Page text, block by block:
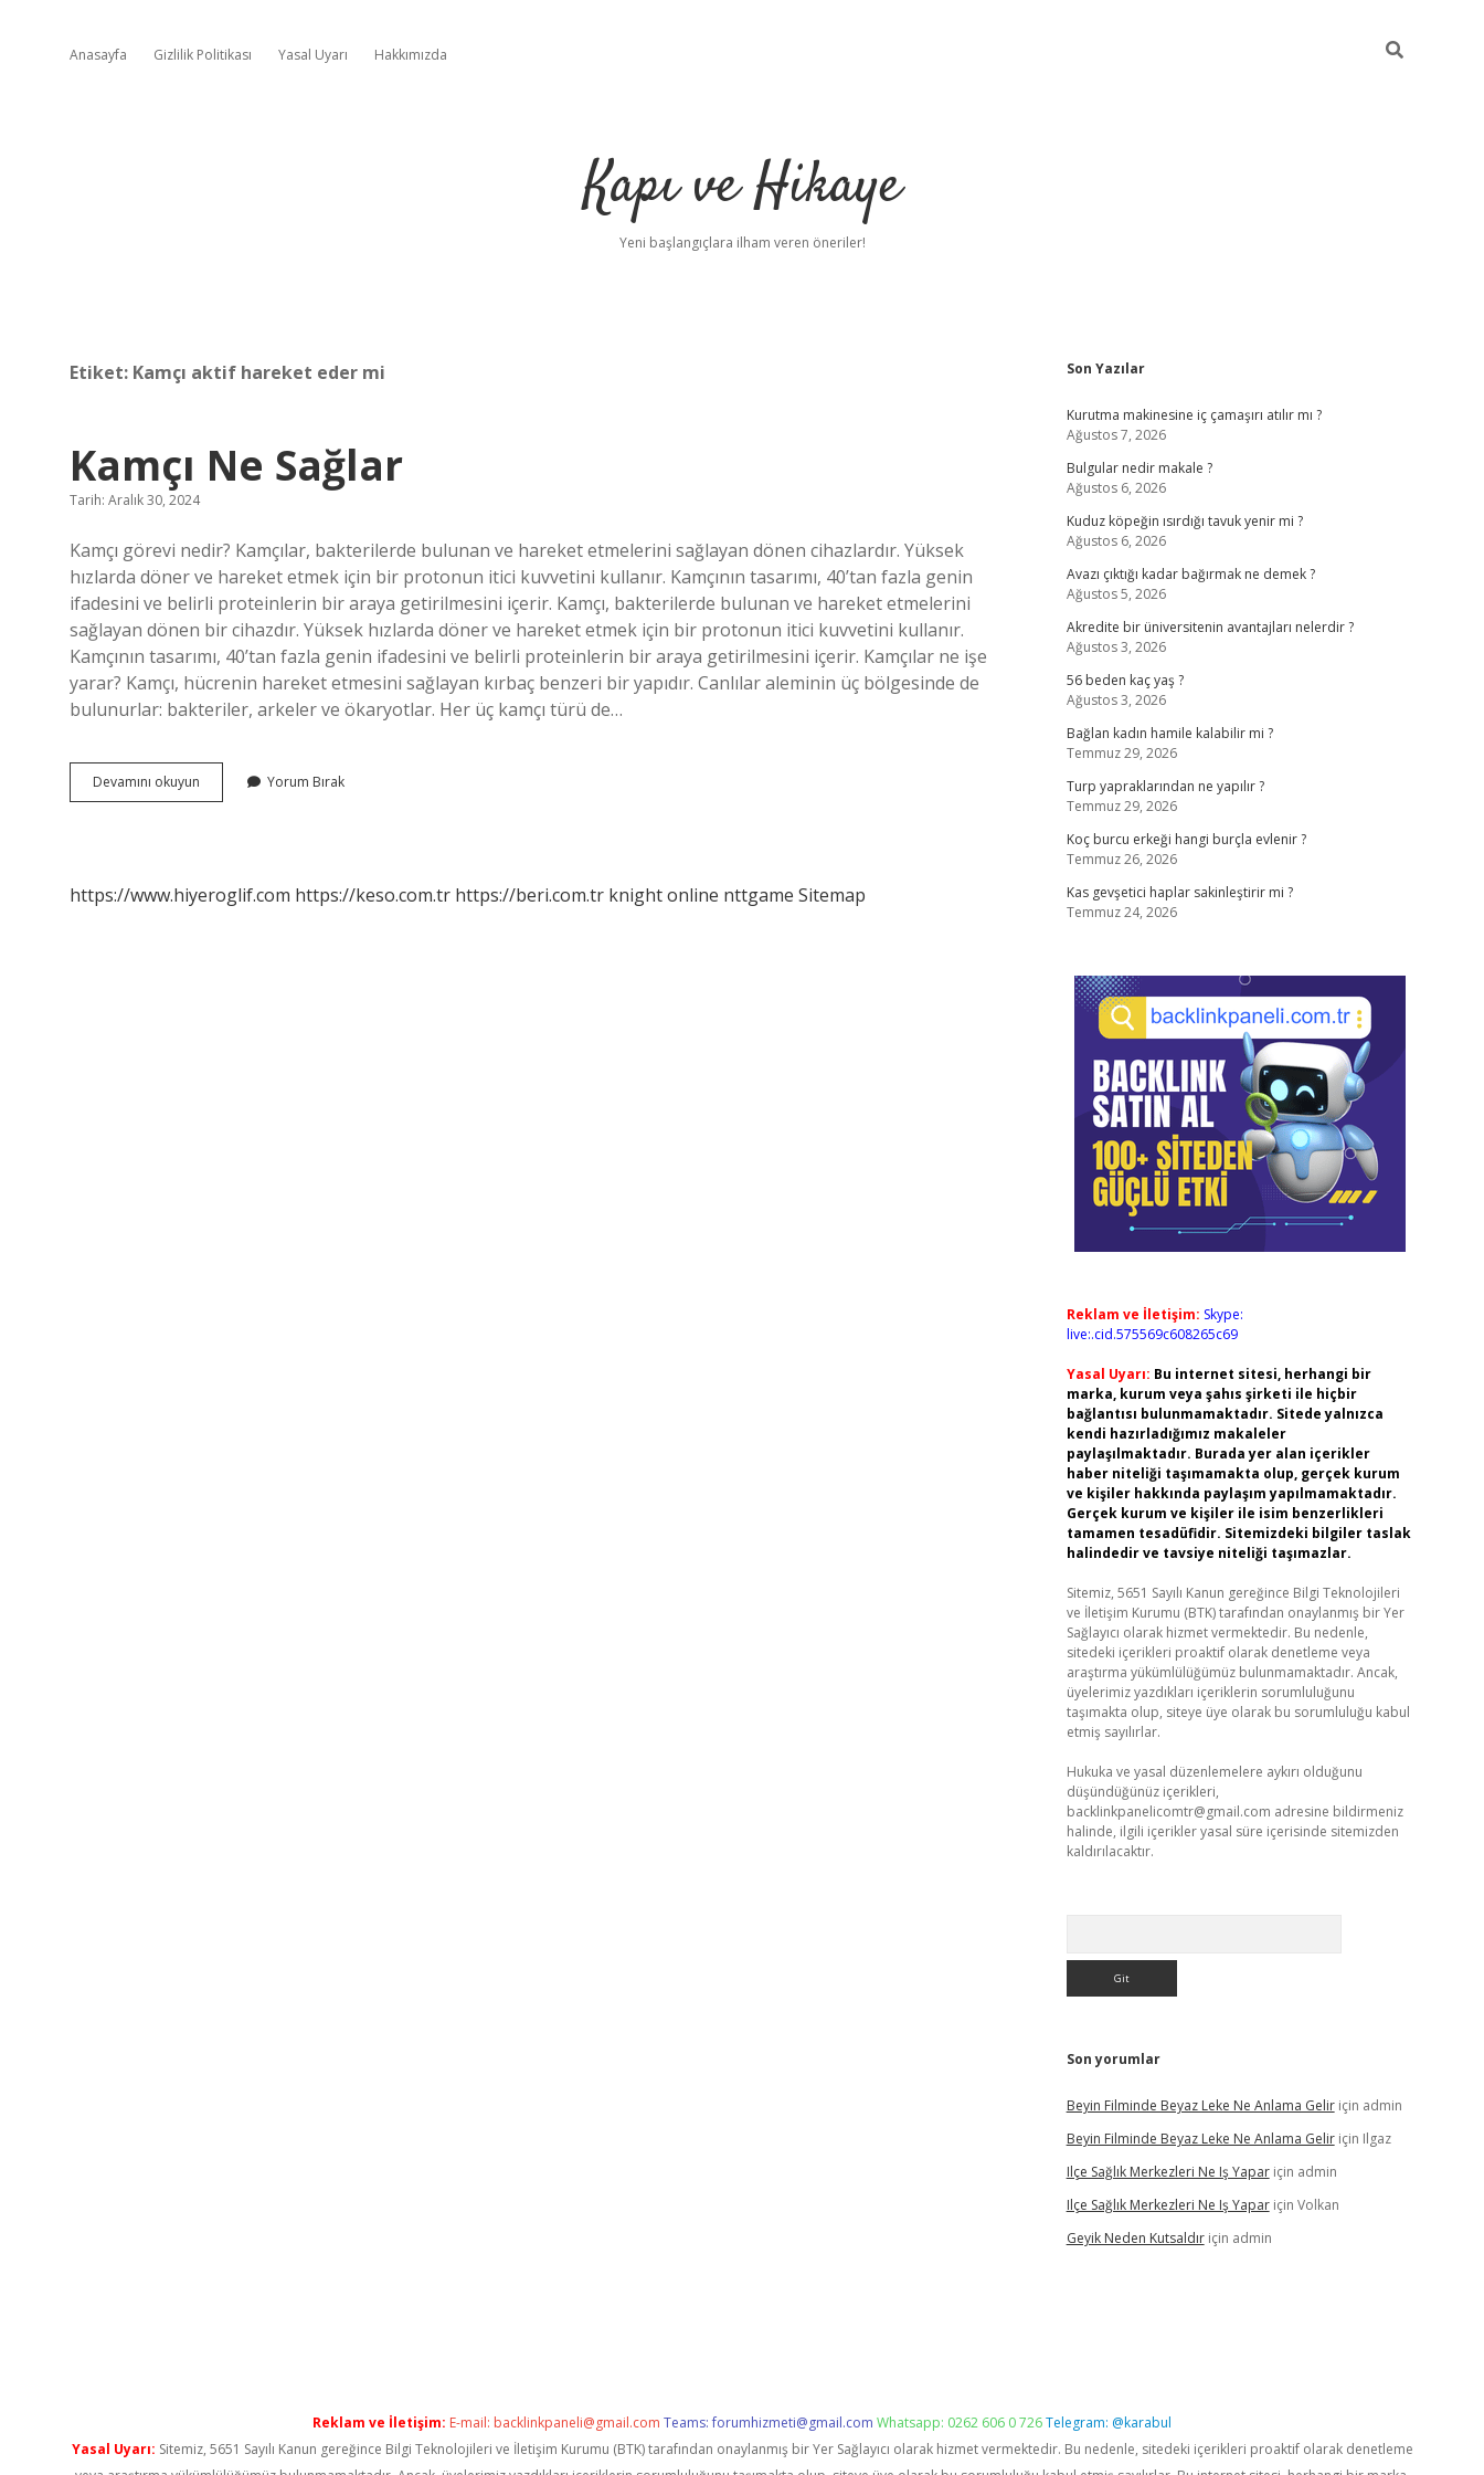
Anasayfa Gizlilik Politikası Yasal Uyarı Hakkımızda
Kapı ve Hikaye
Yeni başlangıçlara ilham veren öneriler!
Etiket: Kamçı aktif hareket eder mi
Kamçı Ne Sağlar
Tarih: Aralık 30, 2024
Kamçı görevi nedir? Kamçılar, bakterilerde bulunan ve hareket etmelerini sağlayan dönen cihazlardır. Yüksek
hızlarda döner ve hareket etmek için bir protonun itici kuvvetini kullanır. Kamçının tasarımı, 40’tan fazla genin
ifadesini ve belirli proteinlerin bir araya getirilmesini içerir. Kamçı, bakterilerde bulunan ve hareket etmelerini
sağlayan dönen bir cihazdır. Yüksek hızlarda döner ve hareket etmek için bir protonun itici kuvvetini kullanır.
Kamçının tasarımı, 40’tan fazla genin ifadesini ve belirli proteinlerin bir araya getirilmesini içerir. Kamçılar ne işe
yarar? Kamçı, hücrenin hareket etmesini sağlayan kırbaç benzeri bir yapıdır. Canlılar aleminin üç bölgesinde de
bulunurlar: bakteriler, arkeler ve ökaryotlar. Her üç kamçı türü de…
Devamını okuyun
Ne
Yorum Bırak
https://www.hiyeroglif.com https://keso.com.tr https://beri.com.tr knight online nttgame Sitemap
Sidebar
Son Yazılar
Kurutma makinesine iç çamaşırı atılır mı ?
Ağustos 7, 2026
Bulgular nedir makale ?
Ağustos 6, 2026
Kuduz köpeğin ısırdığı tavuk yenir mi ?
Ağustos 6, 2026
Avazı çıktığı kadar bağırmak ne demek ?
Ağustos 5, 2026
Akredite bir üniversitenin avantajları nelerdir ?
Ağustos 3, 2026
56 beden kaç yaş ?
Ağustos 3, 2026
Bağlan kadın hamile kalabilir mi ?
Temmuz 29, 2026
Turp yapraklarından ne yapılır ?
Temmuz 29, 2026
Koç burcu erkeği hangi burçla evlenir ?
Temmuz 26, 2026
Kas gevşetici haplar sakinleştirir mi ?
Temmuz 24, 2026
Reklam ve İletişim: Skype:
live:.cid.575569c608265c69
Yasal Uyarı: Bu internet sitesi, herhangi bir
marka, kurum veya şahıs şirketi ile hiçbir
bağlantısı bulunmamaktadır. Sitede yalnızca
kendi hazırladığımız makaleler
paylaşılmaktadır. Burada yer alan içerikler
haber niteliği taşımamakta olup, gerçek kurum
ve kişiler hakkında paylaşım yapılmamaktadır.
Gerçek kurum ve kişiler ile isim benzerlikleri
tamamen tesadüfidir. Sitemizdeki bilgiler taslak
halindedir ve tavsiye niteliği taşımazlar.
Sitemiz, 5651 Sayılı Kanun gereğince Bilgi Teknolojileri
ve İletişim Kurumu (BTK) tarafından onaylanmış bir Yer
Sağlayıcı olarak hizmet vermektedir. Bu nedenle,
sitedeki içerikleri proaktif olarak denetleme veya
araştırma yükümlülüğümüz bulunmamaktadır. Ancak,
üyelerimiz yazdıkları içeriklerin sorumluluğunu
taşımakta olup, siteye üye olarak bu sorumluluğu kabul
etmiş sayılırlar.
Hukuka ve yasal düzenlemelere aykırı olduğunu
düşündüğünüz içerikleri,
backlinkpanelicomtr@gmail.com adresine bildirmeniz
halinde, ilgili içerikler yasal süre içerisinde sitemizden
kaldırılacaktır.
Son yorumlar
Beyin Filminde Beyaz Leke Ne Anlama Geliriçin admin
Beyin Filminde Beyaz Leke Ne Anlama Geliriçin Ilgaz
Ilçe Sağlık Merkezleri Ne Iş Yapariçin admin
Ilçe Sağlık Merkezleri Ne Iş Yapariçin Volkan
Geyik Neden Kutsaldıriçin admin
Reklam ve İletişim: E-mail: backlinkpaneli@gmail.com Teams:forumhizmeti@gmail.com Whatsapp: 0262 606 0 726Telegram: @karabul
Yasal Uyarı: Sitemiz, 5651 Sayılı Kanun gereğince Bilgi Teknolojileri ve İletişim Kurumu (BTK) tarafından onaylanmış bir Yer Sağlayıcı olarak hizmet vermektedir. Bu nedenle, sitedeki içerikleri proaktif olarak denetleme